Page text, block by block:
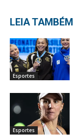
LEIA TAMBÉM
Esportes
Esportes